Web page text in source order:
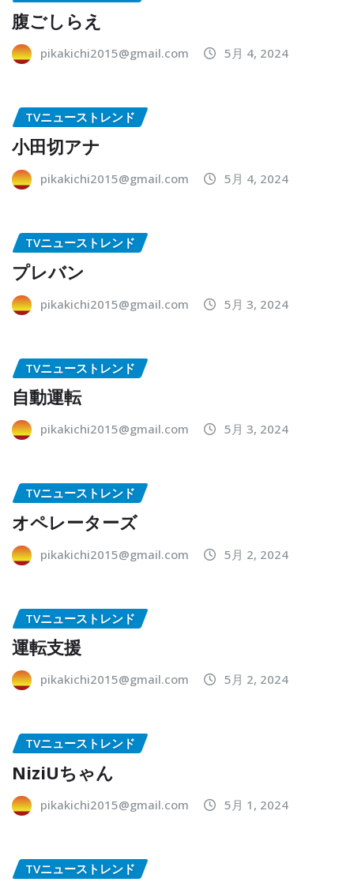
腹ごしらえ
pikakichi2015@gmail.com 5月 4, 2024
TVニューストレンド
小田切アナ
pikakichi2015@gmail.com 5月 4, 2024
TVニューストレンド
プレバン
pikakichi2015@gmail.com 5月 3, 2024
TVニューストレンド
自動運転
pikakichi2015@gmail.com 5月 3, 2024
TVニューストレンド
オペレーターズ
pikakichi2015@gmail.com 5月 2, 2024
TVニューストレンド
運転支援
pikakichi2015@gmail.com 5月 2, 2024
TVニューストレンド
NiziUちゃん
pikakichi2015@gmail.com 5月 1, 2024
TVニューストレンド